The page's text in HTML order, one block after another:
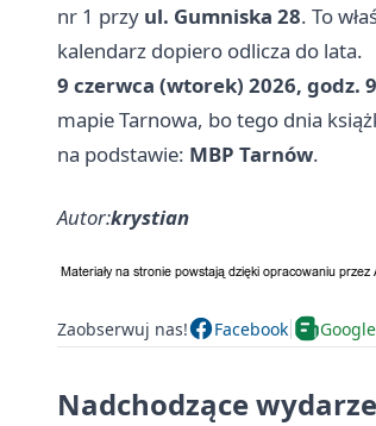
nr 1 przy ul. Gumniska 28. To
kalendarz dopiero odlicza do lata.
9 czerwca (wtorek) 2026, godz.
mapie Tarnowa, bo tego dnia
na podstawie: MBP Tarnów.
Autor:krystian
Zaobserwuj nas! Facebook
Nadchodzące